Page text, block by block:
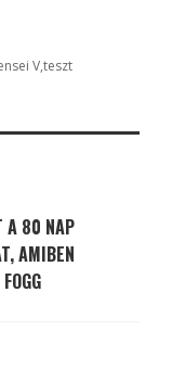
Vteszt
A 80 NAP
AMIBEN